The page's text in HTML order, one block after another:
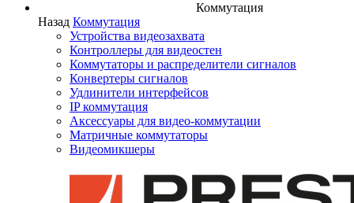
Коммутация
Назад Коммутация
Устройства видеозахвата
Контроллеры для видеостен
Коммутаторы и распределители сигналов
Конвертеры сигналов
Удлинители интерфейсов
IP коммутация
Аксессуары для видео-коммутации
Матричные коммутаторы
Видеомикшеры